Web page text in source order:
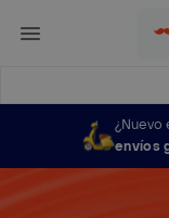
¿Nuevo
envíos